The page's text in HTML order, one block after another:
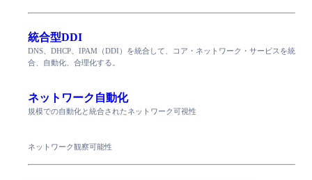
統合型DDI
DNS、DHCP、IPAM（DDI）を統合して、コア・ネットワーク・サービスを統
合、自動化、合理化する。
ネットワーク自動化
規模での自動化と統合されたネットワーク可視性
ネットワーク観察可能性